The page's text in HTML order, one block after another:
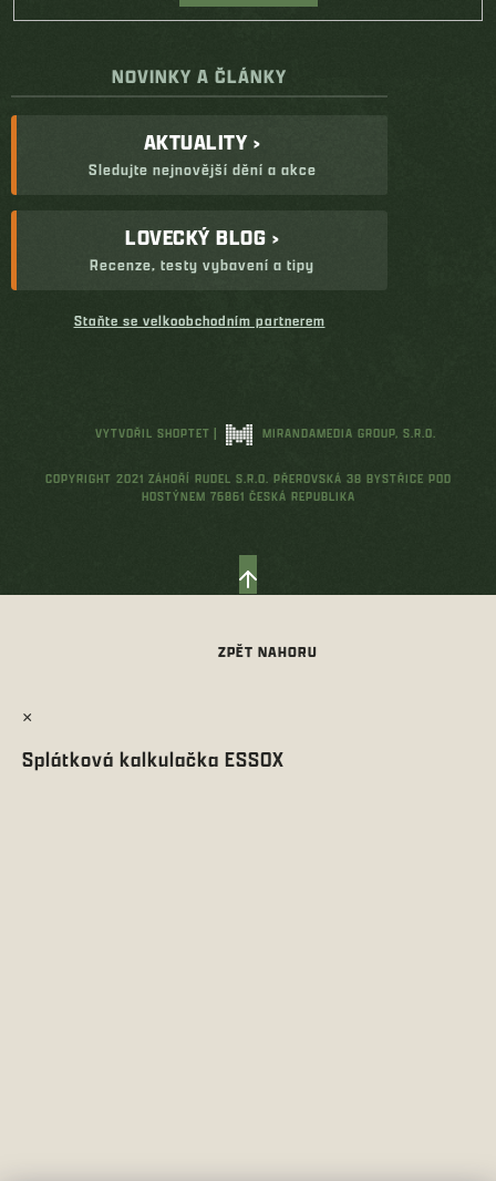
NOVINKY A ČLÁNKY
AKTUALITY ›
Sledujte nejnovější dění a akce
LOVECKÝ BLOG ›
Recenze, testy vybavení a tipy
Staňte se velkoobchodním partnerem
VYTVOŘIL SHOPTET | MIRANDAMEDIA GROUP, S.R.O.
COPYRIGHT 2021 ZÁHOŘÍ RUDEL S.R.O. PŘEROVSKÁ 38 BYSTŘICE POD
HOSTÝNEM 76861 ČESKÁ REPUBLIKA
×
Splátková kalkulačka ESSOX